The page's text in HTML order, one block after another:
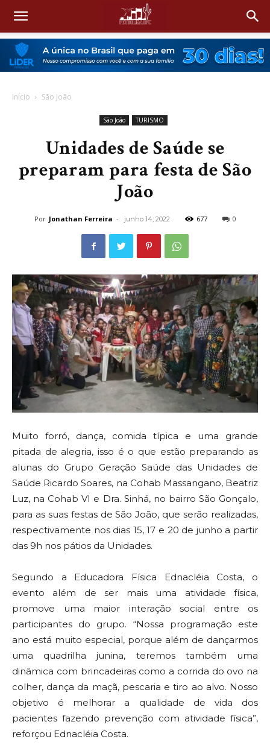
Início São João
São João TURISMO
Unidades de Saúde se
preparam para festa de São
João
Por Jonathan Ferreira - junho 14, 2022 677 0
Muito forró, dança, comida típica e uma grande
pitada de alegria, isso é o que estão preparando as
alunas do Grupo Geração Saúde das Unidades de
Saúde Ricardo Soares, na Cohab Massangano, Beatriz
Luz, na Cohab VI e Dra. Sinhá, no bairro São Gonçalo,
para as suas festas de São João, que serão realizadas,
respectivamente nos dias 15, 17 e 20 de junho a partir
das 9h nos pátios da Unidades.
Segundo a Educadora Física Ednacléia Costa, o
evento além de ser mais uma atividade física,
promove uma maior interação social entre os
participantes do grupo. “Nossa programação este
ano está muito especial, porque além de dançarmos
uma quadrilha junina, teremos também uma
dinâmica com brincadeiras como a corrida do ovo na
colher, dança da maçã, pescaria e tiro ao alvo. Nosso
objetivo é melhorar a qualidade de vida dos
pacientes fazendo prevenção com atividade física”,
reforçou Ednacléia Costa.